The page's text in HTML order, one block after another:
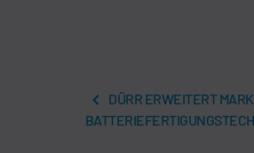
DÜRR ERWEITERT